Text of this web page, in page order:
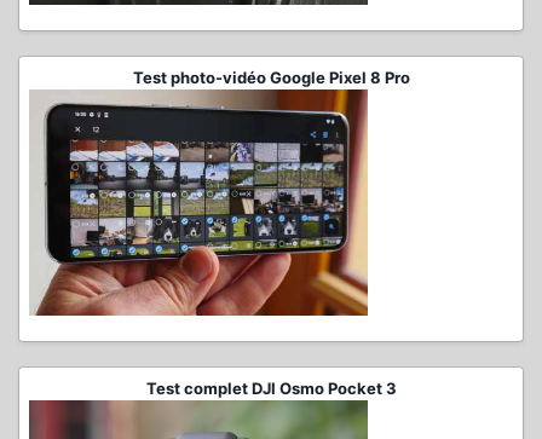
Test photo-vidéo Google Pixel 8 Pro
Test complet DJI Osmo Pocket 3